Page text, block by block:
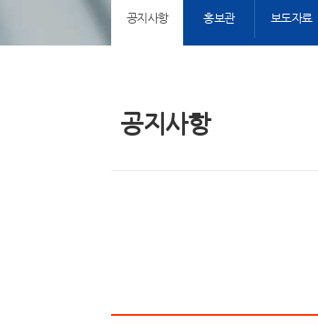
공지사항 홍보관 보도자료
공지사항